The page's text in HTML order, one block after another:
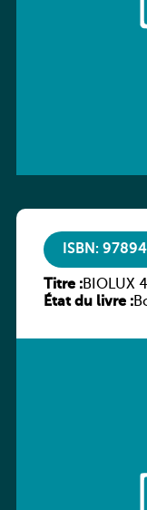
ISBN:
Titre :BIOLUX
État du livre :